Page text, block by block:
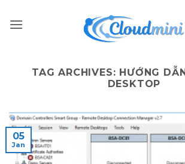
TAG ARCHIVES: HƯỚNG
DESKTOP
05
Jan